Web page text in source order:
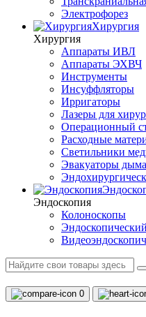
Электрофорез
Хирургия
Хирургия
Аппараты ИВЛ
Аппараты ЭХВЧ
Инструменты
Инсуффляторы
Ирригаторы
Лазеры для
Операционный
Расходные
Светильники
Эвакуаторы дыма
Эндоскопия
Колоноскопы
0